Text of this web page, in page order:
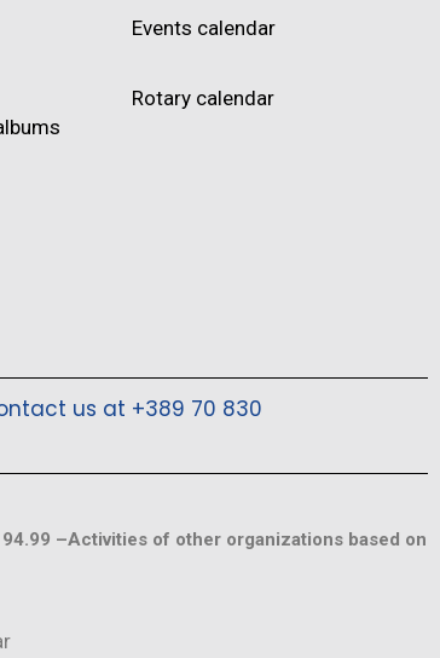
Events calendar
Rotary calendar
us at +389 70 830
–Activities of other organizations based on